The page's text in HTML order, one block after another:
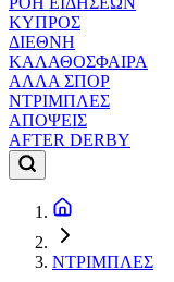
ΚΥΠΡΟΣ
ΔΙΕΘΝΗ
ΚΑΛΑΘΟΣΦΑΙΡΑ
ΑΛΛΑ ΣΠΟΡ
ΝΤΡΙΜΠΛΕΣ
ΑΠΟΨΕΙΣ
AFTER DERBY
ΝΤΡΙΜΠΛΕΣ